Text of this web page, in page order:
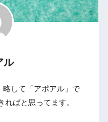
ル
して「アポアル」で
ばと思ってます。